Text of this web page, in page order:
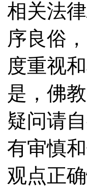
相关法
序良俗
度重视
是，佛
疑问请
有审慎
观点正